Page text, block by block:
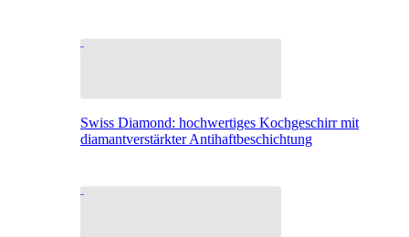
Swiss Diamond: hochwertiges Kochgeschirr mit
diamantverstärkter Antihaftbeschichtung